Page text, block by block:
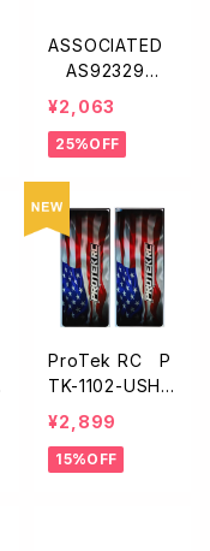
ASSOCIATED
AS92329 F
T プロテクトシ
ート【B74.2】
¥2,063
25%OFF
ProTek RC P
TK-1102-USHA
LO ProTek R
Cシャーシプロ
テクター【USA
¥2,899
15%OFF